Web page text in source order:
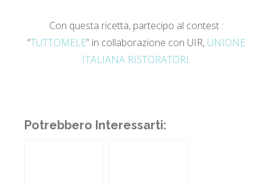
Con questa ricetta, partecipo al contest :
“TUTTOMELE” in collaborazione con UIR, UNIONE
ITALIANA RISTORATORI.
Potrebbero Interessarti: